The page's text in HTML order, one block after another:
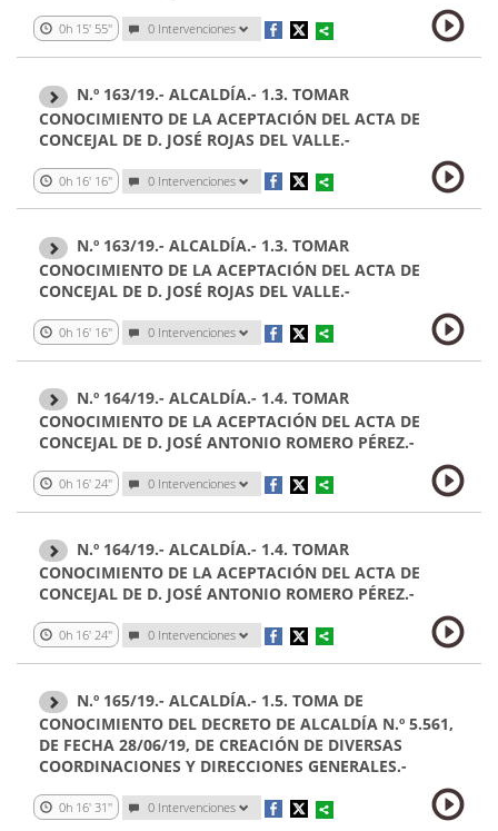
0h 15' 55'' 0 Intervenciones
N.º 163/19.- ALCALDÍA.- 1.3. TOMAR
CONOCIMIENTO DE LA ACEPTACIÓN DEL ACTA DE
CONCEJAL DE D. JOSÉ ROJAS DEL VALLE.-
0h 16' 16'' 0 Intervenciones
N.º 163/19.- ALCALDÍA.- 1.3. TOMAR
CONOCIMIENTO DE LA ACEPTACIÓN DEL ACTA DE
CONCEJAL DE D. JOSÉ ROJAS DEL VALLE.-
0h 16' 16'' 0 Intervenciones
N.º 164/19.- ALCALDÍA.- 1.4. TOMAR
CONOCIMIENTO DE LA ACEPTACIÓN DEL ACTA DE
CONCEJAL DE D. JOSÉ ANTONIO ROMERO PÉREZ.-
0h 16' 24'' 0 Intervenciones
N.º 164/19.- ALCALDÍA.- 1.4. TOMAR
CONOCIMIENTO DE LA ACEPTACIÓN DEL ACTA DE
CONCEJAL DE D. JOSÉ ANTONIO ROMERO PÉREZ.-
0h 16' 24'' 0 Intervenciones
N.º 165/19.- ALCALDÍA.- 1.5. TOMA DE
CONOCIMIENTO DEL DECRETO DE ALCALDÍA N.º 5.561,
DE FECHA 28/06/19, DE CREACIÓN DE DIVERSAS
COORDINACIONES Y DIRECCIONES GENERALES.-
0h 16' 31'' 0 Intervenciones